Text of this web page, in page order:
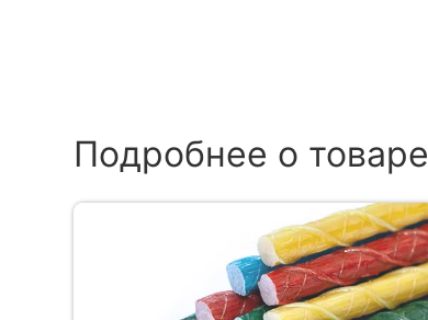
Подробнее о товаре